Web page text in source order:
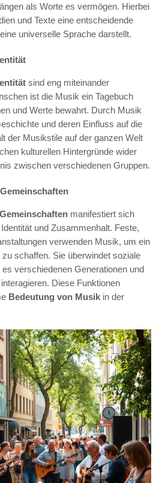
als Worte es vermögen. Hierbei
und Texte eine entscheidende
universelle Sprache darstellt.
sind eng miteinander
ist die Musik ein Tagebuch
und Werte bewahrt. Durch Musik
und deren Einfluss auf die
der Musikstile auf der ganzen Welt
kulturellen Hintergründe wider
zwischen verschiedenen Gruppen.
manifestiert sich
und Zusammenhalt. Feste,
verwenden Musik, um ein
schaffen. Sie überwindet soziale
verschiedenen Generationen und
Diese Funktionen
Bedeutung von Musik in der